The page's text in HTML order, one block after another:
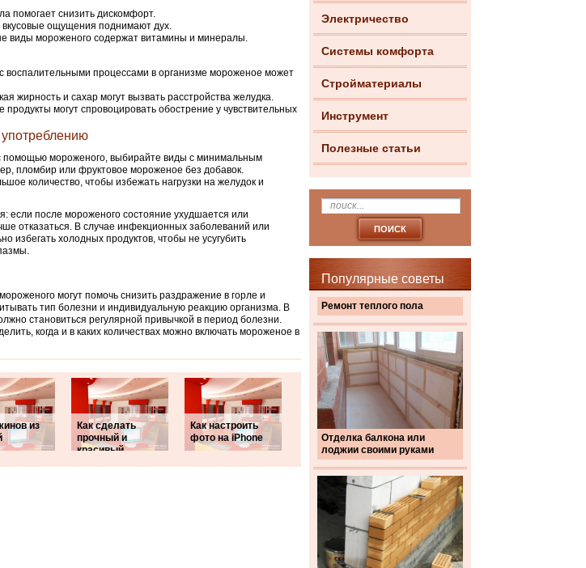
Электричество
Системы комфорта
Стройматериалы
Инструмент
Полезные статьи
Популярные советы
Ремонт теплого пола
Отделка балкона или
лоджии своими руками
помогает снизить дискомфорт.
вкусовые ощущения поднимают дух.
виды мороженого содержат витамины и минералы.
воспалительными процессами в организме мороженое может
жирность и сахар могут вызвать расстройства желудка.
продукты могут спровоцировать обострение у чувствительных
помощью мороженого, выбирайте виды с минимальным
пломбир или фруктовое мороженое без добавок.
количество, чтобы избежать нагрузки на желудок и
если после мороженого состояние ухудшается или
отказаться. В случае инфекционных заболеваний или
избегать холодных продуктов, чтобы не усугубить
могут помочь снизить раздражение в горле и
тип болезни и индивидуальную реакцию организма. В
становиться регулярной привычкой в период болезни.
когда и в каких количествах можно включать мороженое в
из
Как сделать
прочный и
красивый
Как настроить
фото на iPhone